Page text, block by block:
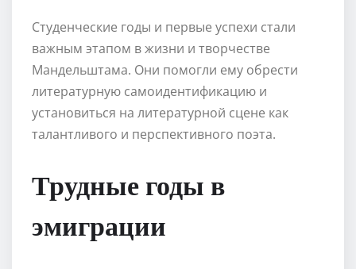
Студенческие годы и первые успехи стали
важным этапом в жизни и творчестве
Мандельштама. Они помогли ему обрести
литературную самоидентификацию и
установиться на литературной сцене как
талантливого и перспективного поэта.
Трудные годы в
эмиграции